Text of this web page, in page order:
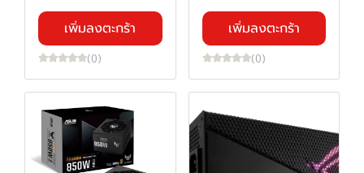
เพิ่มลงตะกร้า
(0)
เพิ่มลงตะกร้า
(0)